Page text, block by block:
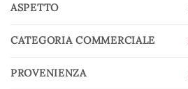
ASPETTO
CATEGORIA COMMERCIALE
PROVENIENZA